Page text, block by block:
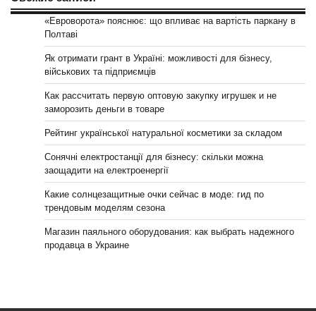
«Евроворота» пояснює: що впливає на вартість паркану в
Полтаві
Як отримати грант в Україні: можливості для бізнесу,
військових та підприємців
Как рассчитать первую оптовую закупку игрушек и не
заморозить деньги в товаре
Рейтинг української натуральної косметики за складом
Сонячні електростанції для бізнесу: скільки можна
заощадити на електроенергії
Какие солнцезащитные очки сейчас в моде: гид по
трендовым моделям сезона
Магазин паяльного оборудования: как выбрать надежного
продавца в Украине